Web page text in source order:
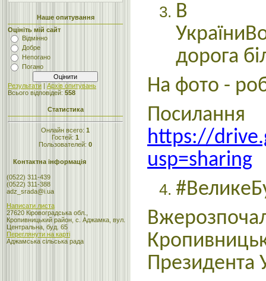
Наше опитування
Оцініть мій сайт
Відмінно
Добре
Непогано
Погано
Результати | Архів опитувань
Всього відповідей: 558
Статистика
Онлайн всего: 1
Гостей: 1
Пользователей: 0
Контактна інформація
(0522) 311-439
(0522) 311-388
adz_srada@i.ua
Написати листа
27620 Кіровоградська обл.,
Кропивницький район, с. Аджамка, вул.
Центральна, буд. 65
Переглянути на карті
Аджамська сільська рада
В
дорога
На фото -
https://
usp=sharing
Президента